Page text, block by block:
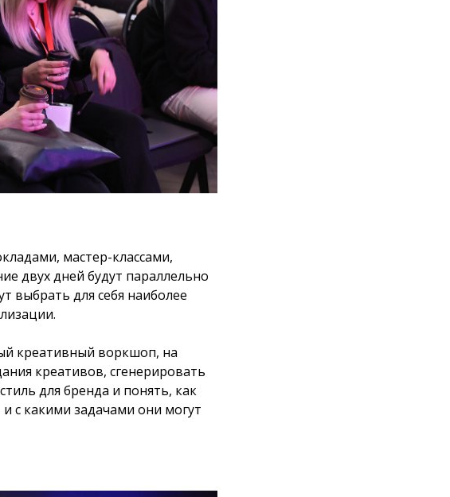
мастер-классами,
двух дней будут параллельно
выбрать для себя наиболее
креативный воркшоп, на
креативов, сгенерировать
для бренда и понять, как
с какими задачами они могут